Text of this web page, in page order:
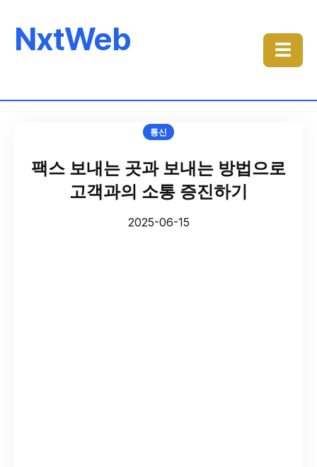
NxtWeb ☰
통신
팩스 보내는 곳과 보내는 방법으로
고객과의 소통 증진하기
2025-06-15